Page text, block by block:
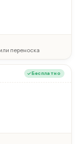
переноска
Бесплатно